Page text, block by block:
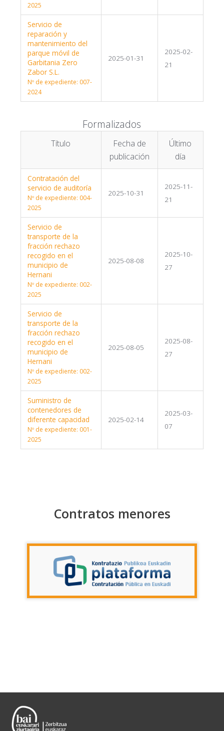
2025
Servicio de
reparación y
mantenimiento del
parque móvil de
Garbitania Zero
Zabor S.L.
Nº de expediente: 007-
2024
2025-01-31
2025-02-
21
Formalizados
Título
Fecha de
publicación
Último
día
Contratación del
servicio de auditoría
Nº de expediente: 004-
2025
2025-10-31
2025-11-
21
Servicio de
transporte de la
fracción rechazo
recogido en el
municipio de
Hernani
Nº de expediente: 002-
2025
2025-08-08
2025-10-
27
Servicio de
transporte de la
fracción rechazo
recogido en el
municipio de
Hernani
Nº de expediente: 002-
2025
2025-08-05
2025-08-
27
Suministro de
contenedores de
diferente capacidad
Nº de expediente: 001-
2025
2025-02-14
2025-03-
07
Contratos menores